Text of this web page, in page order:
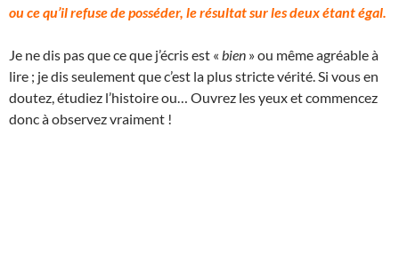
ou ce qu’il refuse de posséder, le résultat sur les deux étant égal.
Je ne dis pas que ce que j’écris est « bien » ou même agréable à
lire ; je dis seulement que c’est la plus stricte vérité. Si vous en
doutez, étudiez l’histoire ou… Ouvrez les yeux et commencez
donc à observez vraiment !